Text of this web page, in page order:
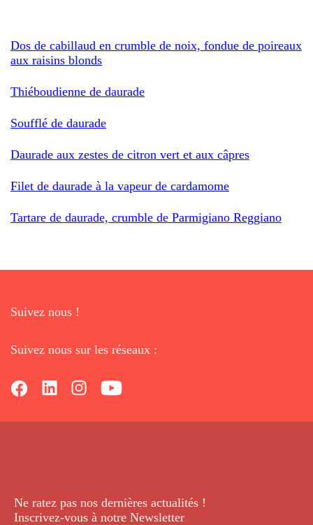
Dos de cabillaud en crumble de noix, fondue de poireaux
aux raisins blonds
Thiéboudienne de daurade
Soufflé de daurade
Daurade aux zestes de citron vert et aux câpres
Filet de daurade à la vapeur de cardamome
Tartare de daurade, crumble de Parmigiano Reggiano
Suivez nous !
Suivez nous sur les réseaux :
Ne ratez pas nos dernières actualités !
Inscrivez-vous à notre Newsletter.